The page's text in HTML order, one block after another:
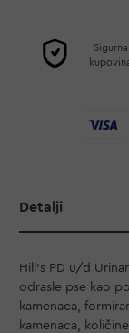
Sigurna
Detalji
Hill's PD u/d
odrasle pse kao
kamenaca,
kamenaca,